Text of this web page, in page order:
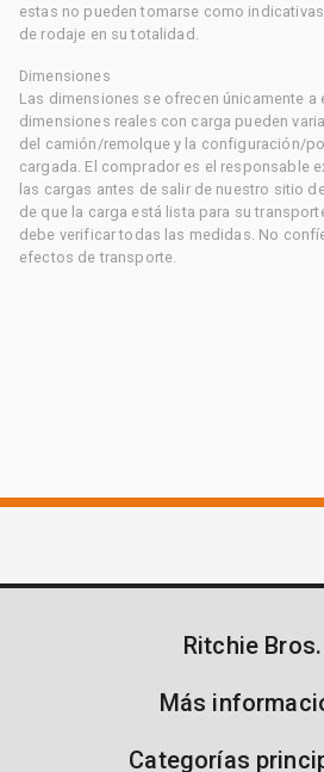
estas no pueden tomarse como
de rodaje en su totalidad.
Dimensiones
Las dimensiones se ofrecen únicamente
dimensiones reales con carga pueden
del camión/remolque y la configuración/
cargada. El comprador es el responsable
las cargas antes de salir de nuestro sitio
de que la carga está lista para su
debe verificar todas las medidas. No
efectos de transporte.
Ritchie Bros.
Más
Categorías